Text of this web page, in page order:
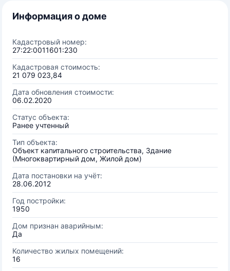
Информация о доме
Кадастровый номер:
27:22:0011601:230
Кадастровая стоимость:
21 079 023,84
Дата обновления стоимости:
06.02.2020
Статус объекта:
Ранее учтенный
Тип объекта:
Объект капитального строительства, Здание
(Многоквартирный дом, Жилой дом)
Дата постановки на учёт:
28.06.2012
Год постройки:
1950
Дом признан аварийным:
Да
Количество жилых помещений:
16